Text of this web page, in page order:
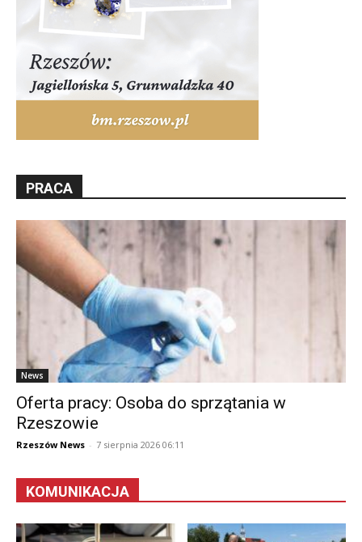
PRACA
News
Oferta pracy: Osoba do sprzątania w
Rzeszowie
Rzeszów News - 7 sierpnia 2026 06:11
KOMUNIKACJA